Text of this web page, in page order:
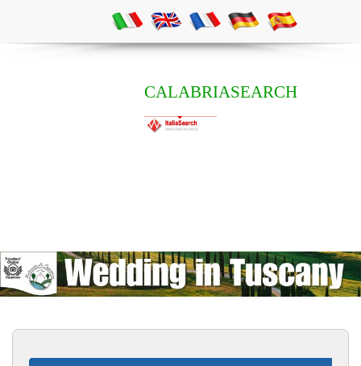
CALABRIASEARCH